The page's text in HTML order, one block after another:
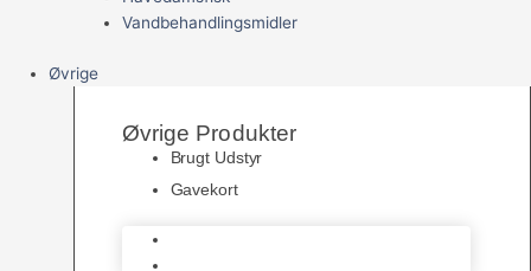
Vandbehandlingsmidler
Øvrige
Øvrige Produkter
Brugt Udstyr
Gavekort